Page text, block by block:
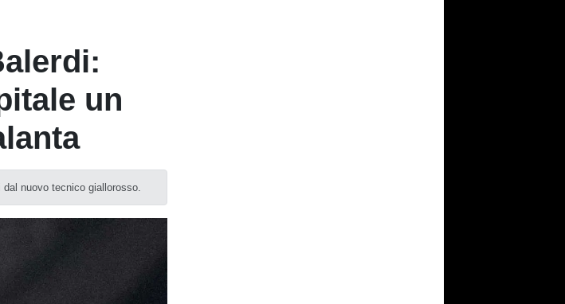
un
dal nuovo tecnico giallorosso.